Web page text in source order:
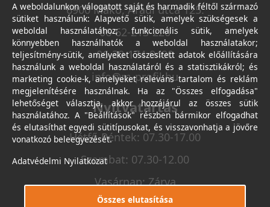
6900 Makó, Aradi utca 125.
06-62-213-220
06-30-174-9490
info@m-profil.hu
Nyitvatartás
Hétfő-Péntek: 07.30-17.00
Szombat: 07.30-12.00
Vasárnap: Zárva
A weboldalunkon válogatott saját és harmadik féltől származó
sütiket használunk: Alapvető sütik, amelyek szükségesek a
weboldal használatához; funkcionális sütik, amelyek
könnyebben használhatók a weboldal használatakor;
teljesítmény-sütik, amelyeket összesített adatok előállítására
használunk a weboldal használatáról és a statisztikákról; és
marketing cookie-k, amelyeket releváns tartalom és reklám
megjelenítésére használnak. Ha az "Összes elfogadása"
lehetőséget választja, akkor hozzájárul az összes sütik
használatához. A "Beállítások" részben bármikor elfogadhat
és elutasíthat egyedi sütitípusokat, és visszavonhatja a jövőre
vonatkozó beleegyezését.
Adatvédelmi Nyilatkozat
Összes elutasítása